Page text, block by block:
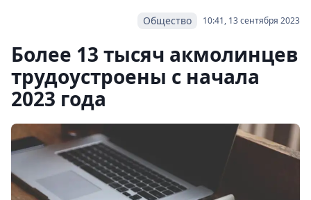
10:41, 13 сентября 2023
Общество
Более 13 тысяч акмолинцев
трудоустроены с начала
2023 года